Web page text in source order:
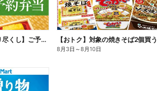
【旨さ格別、こだわり尽くし】ご予約弁当
8月3日 ～8月10日